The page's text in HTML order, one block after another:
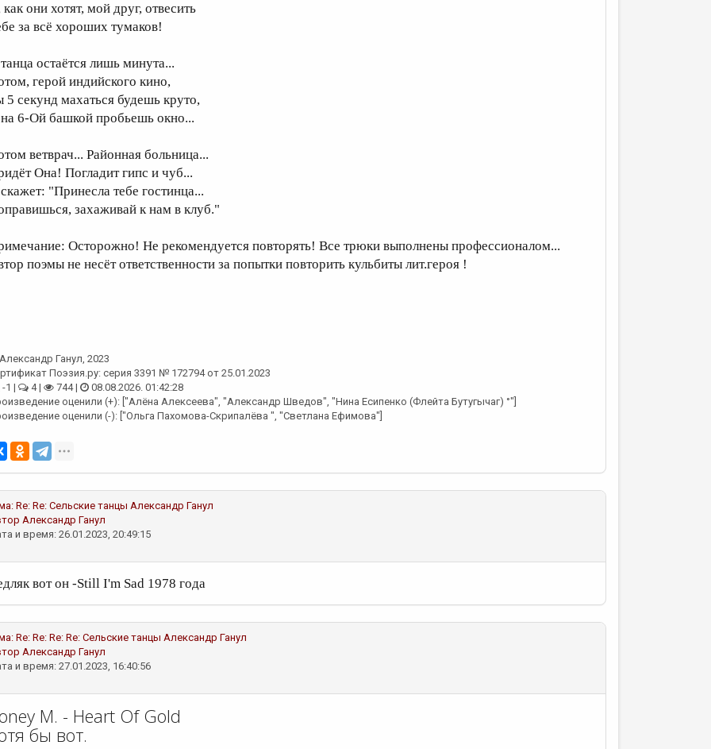
они хотят, мой друг, отвесить
за всё хороших тумаков!
остаётся лишь минута...
герой индийского кино,
5 секунд махаться будешь круто,
6-Ой башкой пробьешь окно...
ветврач... Районная больница...
Она! Погладит гипс и чуб...
"Принесла тебе гостинца...
захаживай к нам в клуб."
Осторожно! Не рекомендуется повторять! Все трюки выполнены профессионалом...
поэмы не несёт ответственности за попытки повторить кульбиты лит.героя !
Александр Ганул, 2023
Поэзия.ру: серия 3391 № 172794 от 25.01.2023
-1 |
4 | 744 |
08.08.2026. 01:42:28
оценили (+): ["Алёна Алексеева", "Александр Шведов", "Нина Есипенко (Флейта Бутугычаг) °"]
оценили (-): ["Ольга Пахомова-Скрипалёва ", "Светлана Ефимова"]
Re: Re: Сельские танцы Александр Ганул
Александр Ганул
и время: 26.01.2023, 20:49:15
вот он -Still I'm Sad 1978 года
Re: Re: Re: Re: Сельские танцы Александр Ганул
Александр Ганул
и время: 27.01.2023, 16:40:56
M. - Heart Of Gold
бы вот.